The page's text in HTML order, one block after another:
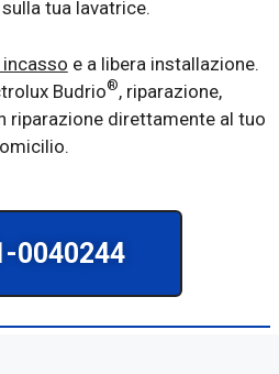
tua lavatrice.
e a libera installazione.
Budrio®, riparazione,
riparazione direttamente al tuo
0040244